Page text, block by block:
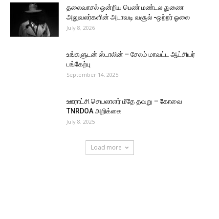
தலைவாசல் ஒன்றிய பெண் மண்டல துணை
அலுவலர்களின் அடாவடி வசூல் -ஒற்றர் ஓலை
July 8, 2026
உங்களுடன் ஸ்டாலின் – சேலம் மாவட்ட ஆட்சியர்
பங்கேற்பு
September 14, 2025
ஊராட்சி செயலாளர் மீதே தவறு – கோவை
TNRDOA அறிக்கை
July 8, 2025
Load more